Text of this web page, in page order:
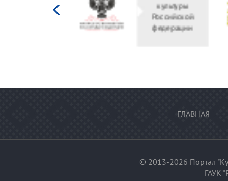
культуры
Российской
федерации
ГЛАВНАЯ
© 2013-2026 Портал
ГАУК